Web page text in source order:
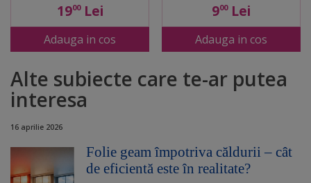
1900Lei
Adauga in cos
900Lei
Adauga in cos
Alte subiecte care te-ar putea
interesa
16 aprilie 2026
Folie geam împotriva căldurii – cât
de eficientă este în realitate?